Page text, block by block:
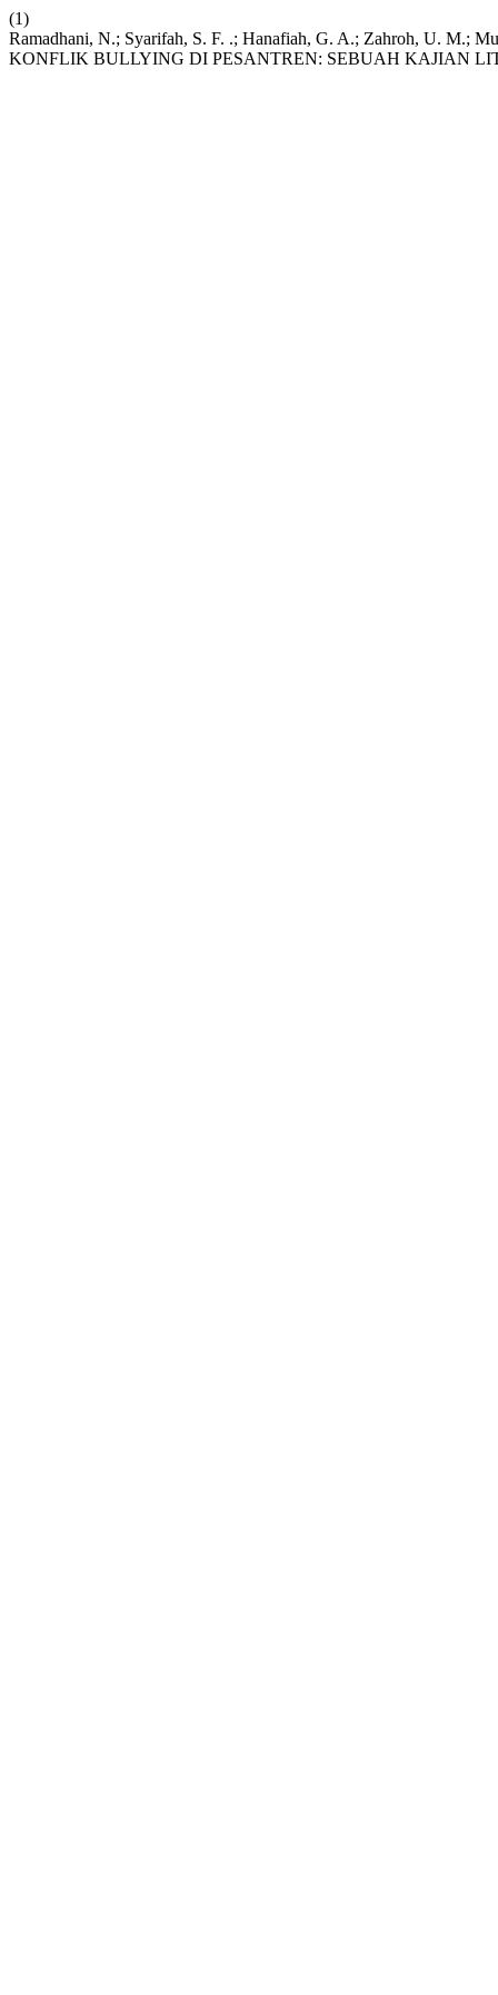
(1)
Ramadhani, N.; Syarifah, S. F. .; Hanafiah, G. A.; Zahroh, U.
KONFLIK BULLYING DI PESANTREN: SEBUAH KAJIAN